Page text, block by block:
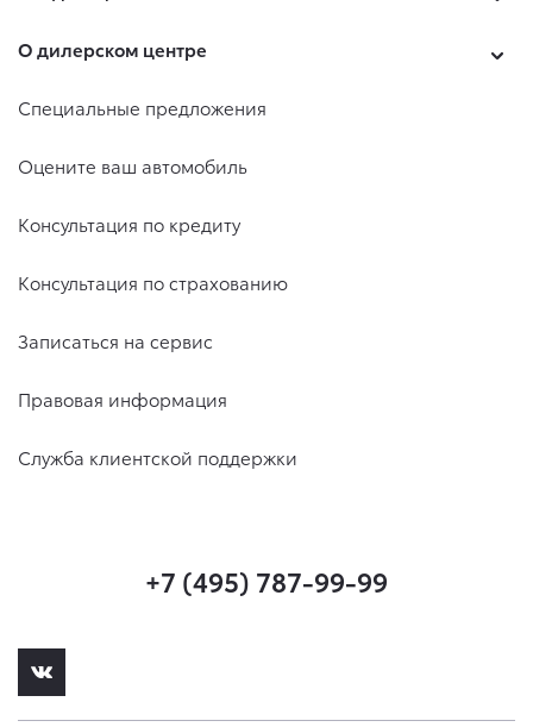
О дилерском центре
Специальные предложения
Оцените ваш автомобиль
Консультация по кредиту
Консультация по страхованию
Записаться на сервис
Правовая информация
Служба клиентской поддержки
+7 (495) 787-99-99